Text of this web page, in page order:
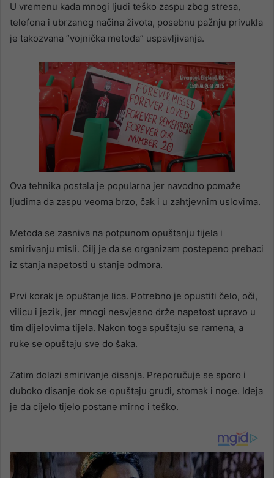
U vremenu kada mnogi ljudi teško zaspu zbog stresa,
telefona i ubrzanog načina života, posebnu pažnju privukla
je takozvana “vojnička metoda” uspavljivanja.
Ova tehnika postala je popularna jer navodno pomaže
ljudima da zaspu veoma brzo, čak i u zahtjevnim uslovima.
Metoda se zasniva na potpunom opuštanju tijela i
smirivanju misli. Cilj je da se organizam postepeno prebaci
iz stanja napetosti u stanje odmora.
Prvi korak je opuštanje lica. Potrebno je opustiti čelo, oči,
vilicu i jezik, jer mnogi nesvjesno drže napetost upravo u
tim dijelovima tijela. Nakon toga spuštaju se ramena, a
ruke se opuštaju sve do šaka.
Zatim dolazi smirivanje disanja. Preporučuje se sporo i
duboko disanje dok se opuštaju grudi, stomak i noge. Ideja
je da cijelo tijelo postane mirno i teško.